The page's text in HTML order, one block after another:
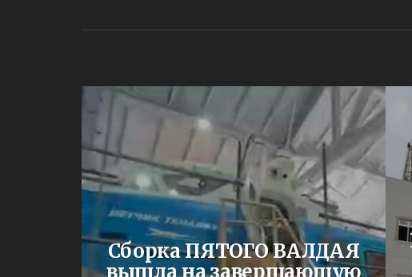
Сборка ПЯТОГО ВАЛДАЯ
вышла на завершающую